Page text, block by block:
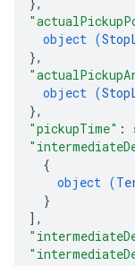
object (
},
object (
},
"pickupTime" :
{
object (
}
] ,